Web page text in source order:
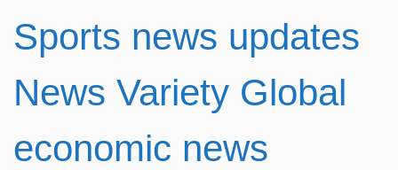
Sports news updates
News Variety Global
economic news